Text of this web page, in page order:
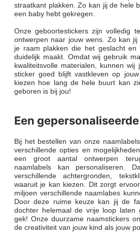
straatkant plakken. Zo kan jij de hele
een baby hebt gekregen.
Onze geboortestickers zijn volledig
ontwerpen naar jouw wens. Zo kan
je raam plakken die het geslacht
duidelijk maakt. Omdat wij gebruik
kwaliteitsvolle materialen, kunnen
sticker goed blijft vastkleven op
kiezen hoe lang de hele buurt kan
geboren is bij jou!
Een
Bij het bestellen van onze
verschillende opties en
een groot aantal ontwerpen
naamlabels kan personaliseren.
verschillende achtergronden,
waaruit je kan kiezen. Dit zorgt
miljoen verschillende naamlabes
Door deze ruime keuze kan jij de
dochter helemaal de vrije loop laten
gek! Onze duurzame naamstickers
de creativiteit van jouw kind als jouw